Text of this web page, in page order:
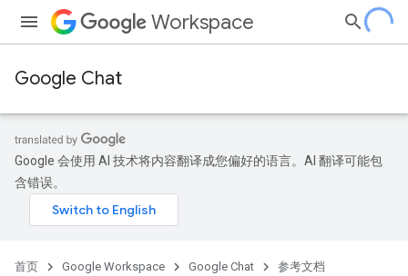
Workspace
Google Chat
Google 会使用 AI 技术将内容翻译成您偏好的语言。AI 翻译可能包
含错误。
首页 Google Workspace Google Chat 参考文档